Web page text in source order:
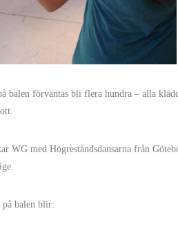
balen förväntas bli flera hundra – alla
WG med Högreståndsdansarna från
på balen blir: